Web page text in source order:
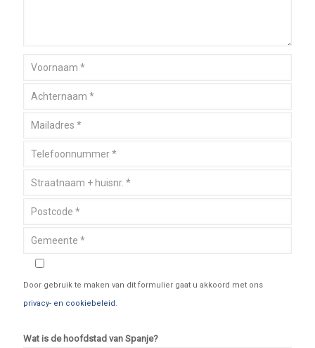
Door gebruik te maken van dit formulier gaat u akkoord met ons
privacy- en cookiebeleid.
Wat is de hoofdstad van Spanje?